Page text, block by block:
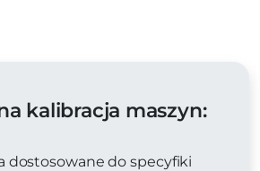
kalibracja maszyn:
dostosowane do specyfiki